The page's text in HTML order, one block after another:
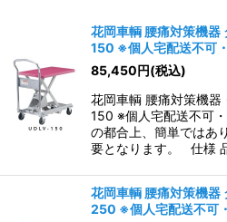
並び順
絞り込
花岡車輌 腰痛対策機器
150 ※個人宅配送不可
85,450円(税込)
花岡車輌 腰痛対策機器
150 ※個人宅配送不可
の都合上、簡単ではあ
要となります。 仕様
花岡車輌 腰痛対策機器
250 ※個人宅配送不可